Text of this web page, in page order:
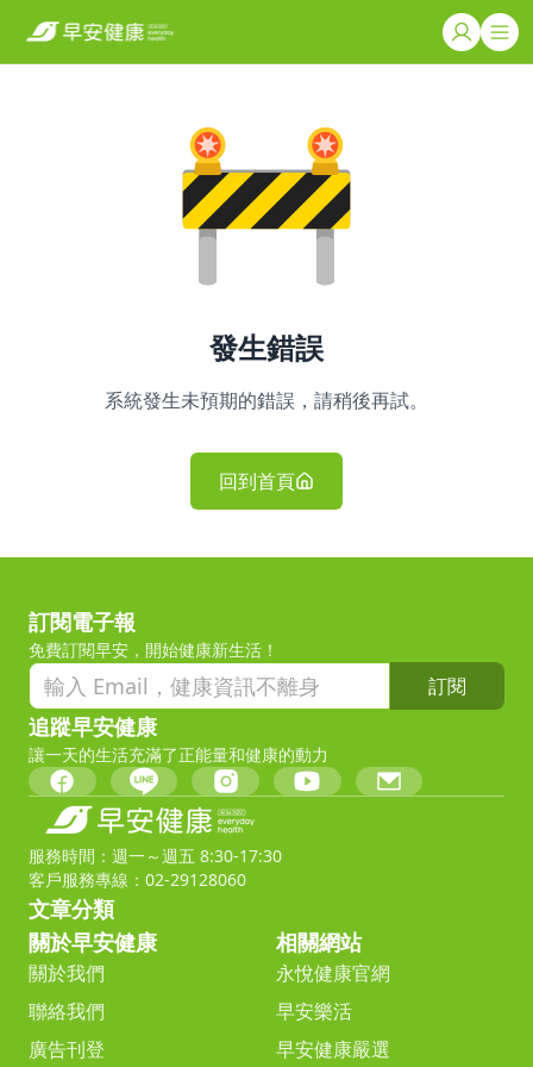
發生錯誤
系統發生未預期的錯誤，請稍後再試。
回到首頁
訂閱電子報
免費訂閱早安，開始健康新生活！
訂閱
追蹤早安健康
讓一天的生活充滿了正能量和健康的動力
服務時間：週一～週五 8:30-17:30
客戶服務專線：02-29128060
文章分類
關於早安健康
關於我們
聯絡我們
廣告刊登
相關網站
永悅健康官網
早安樂活
早安健康嚴選